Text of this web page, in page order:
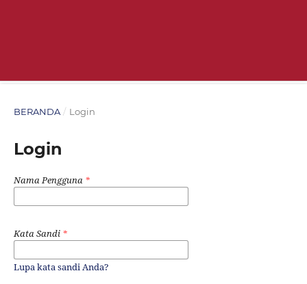
BERANDA / Login
Login
Nama Pengguna *
Kata Sandi *
Lupa kata sandi Anda?